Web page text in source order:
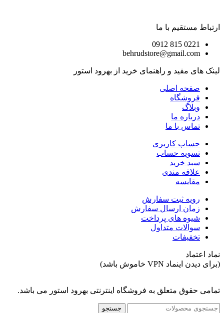
ارتباط مستقیم با ما
0221 815 0912
behrudstore@gmail.com
لینک های مفید و راهنمای خرید از بهرود استور
صفحه اصلی
فروشگاه
وبلاگ
درباره ما
تماس با ما
حساب کاربری
تسویه حساب
سبد خرید
علاقه مندی
مقایسه
رویه ثبت سفارش
زمان ارسال سفارش
شیوه های پرداخت
سوالات متداول
تخفیفات
نماد اعتماد
(برای دیدن اینماد VPN خاموش باشد)
تمامی حقوق متعلق به فروشگاه اینترنتی بهرود استور می باشد.
جستجو